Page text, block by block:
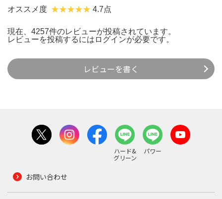
オススメ度 4.7点
現在、4257件のレビューが投稿されています。
レビューを投稿するには ログインが必要です。
レビューを書く
ハード&
グリーン
パワー
お問い合わせ